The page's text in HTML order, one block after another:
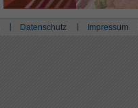
Datenschutz Impressum